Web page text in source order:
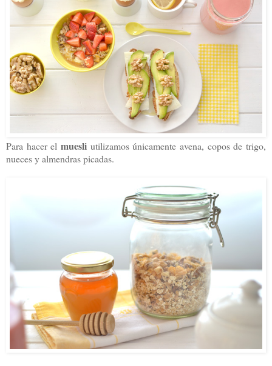
Para hacer el muesli utilizamos únicamente avena, copos de trigo,
nueces y almendras picadas.